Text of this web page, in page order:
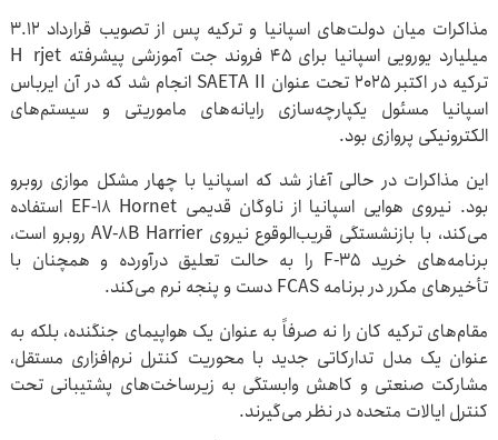
مذاکرات میان دولت‌های اسپانیا و ترکیه پس از تصویب قرارداد ۳.۱۲
میلیارد یورویی اسپانیا برای ۴۵ فروند جت آموزشی پیشرفته Hürjet
ترکیه در اکتبر ۲۰۲۵ تحت عنوان SAETA II انجام شد که در آن ایرباس
اسپانیا مسئول یکپارچه‌سازی رایانه‌های ماموریتی و سیستم‌های
الکترونیکی پروازی بود.
این مذاکرات در حالی آغاز شد که اسپانیا با چهار مشکل موازی روبرو
بود. نیروی هوایی اسپانیا از ناوگان قدیمی EF-18 Hornet استفاده
می‌کند، با بازنشستگی قریب‌الوقوع نیروی AV-8B Harrier روبرو است،
برنامه‌های خرید F-35 را به حالت تعلیق درآورده و همچنان با
تأخیرهای مکرر در برنامه FCAS دست و پنجه نرم می‌کند.
مقام‌های ترکیه کان را نه صرفاً به عنوان یک هواپیمای جنگنده، بلکه به
عنوان یک مدل تدارکاتی جدید با محوریت کنترل نرم‌افزاری مستقل،
مشارکت صنعتی و کاهش وابستگی به زیرساخت‌های پشتیبانی تحت
کنترل ایالات متحده در نظر می‌گیرند.